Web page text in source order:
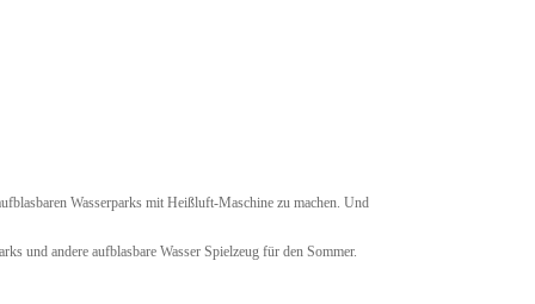
Wasserparks mit Heißluft-Maschine zu machen. Und
und andere aufblasbare Wasser Spielzeug für den Sommer.